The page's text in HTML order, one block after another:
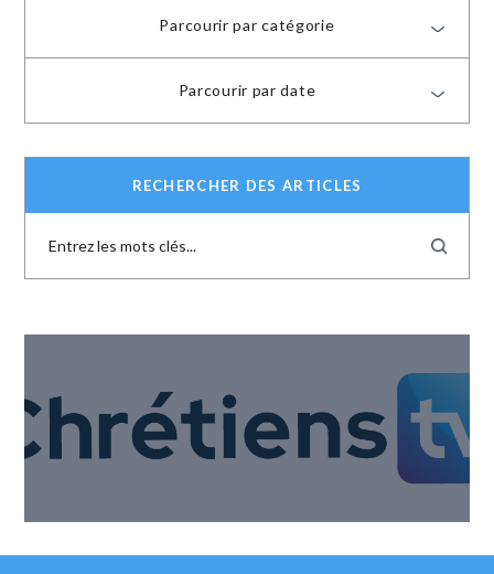
Parcourir par catégorie
Parcourir par date
RECHERCHER DES ARTICLES